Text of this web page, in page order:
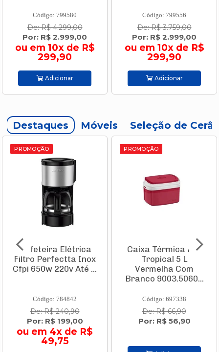
Código: 799556
De: R$ 3.759,00
Por: R$ 2.999,00
ou em 10x de R$
299,90
Adicionar
Código: 693952
De: R$ 144,90
Por: R$ 109,90
ou em 2x de R$
54,95
Adicionar
Destaques Móveis Seleção de
PROMOÇÃO
Caixa Térmica Pvc
Tropical 5 L
Vermelha Com
Código: 697338
De: R$ 66,90
Por: R$ 56,90
PROMOÇÃO
Conjunto Mesa
Firenze 1,20 X 0,80m
Com Tampo de Vidro
+ 4 Ca...
Código: 814423
De: R$ 2.219,00
Por: R$ 2.019,00